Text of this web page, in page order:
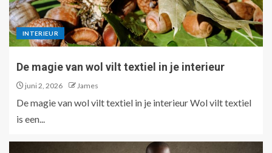
INTERIEUR
De magie van wol vilt textiel in je interieur
juni 2, 2026 James
De magie van wol vilt textiel in je interieur Wol vilt textiel
is een...